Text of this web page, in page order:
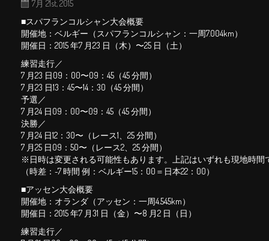
7月 21st, 2015
■スパフランコルシャン大会概要
開催地：ベルギー（スパフランコルシャン：一周7.004km）
開催日：2015 年7 月23 日（木）〜25 日（土）
練習⾛⾏／
7 月23 日09：00〜09：45（45 分間）
7 月23 日13：45〜14：30（45 分間）
予選／
7 月24 日09：00〜09：45（45 分間）
決勝／
7 月24 日12：30〜（レース1、25 分間）
7 月25 日09：50〜（レース2、25 分間）
※日時は変更される可能性もあります。上記はいずれも現地時間
（時差：-7 時間 例：ベルギー15：00＝日本22：00）
■アッセン大会概要
開催地：オランダ（アッセン：一周4.545km）
開催日：2015 年7 月31 日（⾦）〜8 月2 日（日）
練習⾛⾏／